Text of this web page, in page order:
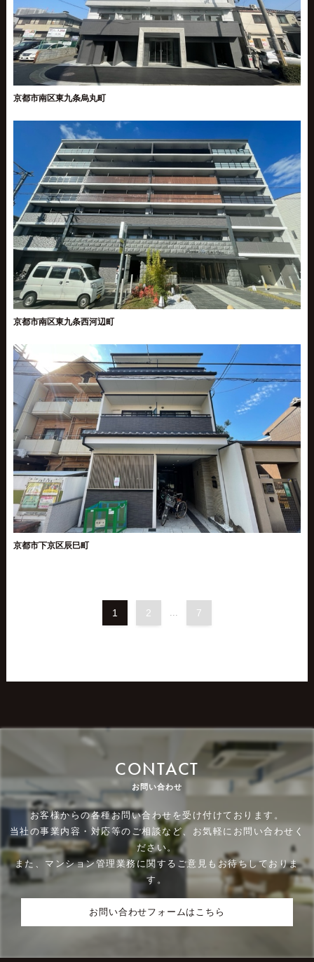
京都市南区東九条烏丸町
京都市南区東九条西河辺町
京都市下京区辰巳町
1 2 7
CONTACT
お問い合わせ
お客様からの各種お問い合わせを受け付けております。
当社の事業内容・対応等のご相談など、お気軽にお問い合わせく
ださい。
また、マンション管理業務に関するご意見もお待ちしておりま
す。
お問い合わせフォームはこちら